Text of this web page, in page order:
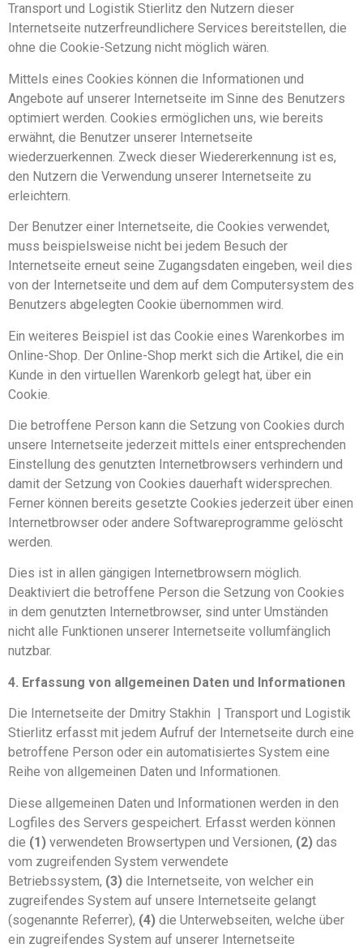
Transport und Logistik Stierlitz den Nutzern dieser
Internetseite nutzerfreundlichere Services bereitstellen, die
ohne die Cookie-Setzung nicht möglich wären.
Mittels eines Cookies können die Informationen und
Angebote auf unserer Internetseite im Sinne des Benutzers
optimiert werden. Cookies ermöglichen uns, wie bereits
erwähnt, die Benutzer unserer Internetseite
wiederzuerkennen. Zweck dieser Wiedererkennung ist es,
den Nutzern die Verwendung unserer Internetseite zu
erleichtern.
Der Benutzer einer Internetseite, die Cookies verwendet,
muss beispielsweise nicht bei jedem Besuch der
Internetseite erneut seine Zugangsdaten eingeben, weil dies
von der Internetseite und dem auf dem Computersystem des
Benutzers abgelegten Cookie übernommen wird.
Ein weiteres Beispiel ist das Cookie eines Warenkorbes im
Online-Shop. Der Online-Shop merkt sich die Artikel, die ein
Kunde in den virtuellen Warenkorb gelegt hat, über ein
Cookie.
Die betroffene Person kann die Setzung von Cookies durch
unsere Internetseite jederzeit mittels einer entsprechenden
Einstellung des genutzten Internetbrowsers verhindern und
damit der Setzung von Cookies dauerhaft widersprechen.
Ferner können bereits gesetzte Cookies jederzeit über einen
Internetbrowser oder andere Softwareprogramme gelöscht
werden.
Dies ist in allen gängigen Internetbrowsern möglich.
Deaktiviert die betroffene Person die Setzung von Cookies
in dem genutzten Internetbrowser, sind unter Umständen
nicht alle Funktionen unserer Internetseite vollumfänglich
nutzbar.
4. Erfassung von allgemeinen Daten und Informationen
Die Internetseite der Dmitry Stakhin | Transport und Logistik
Stierlitz erfasst mit jedem Aufruf der Internetseite durch eine
betroffene Person oder ein automatisiertes System eine
Reihe von allgemeinen Daten und Informationen.
Diese allgemeinen Daten und Informationen werden in den
Logfiles des Servers gespeichert. Erfasst werden können
die (1) verwendeten Browsertypen und Versionen, (2) das
vom zugreifenden System verwendete
Betriebssystem, (3) die Internetseite, von welcher ein
zugreifendes System auf unsere Internetseite gelangt
(sogenannte Referrer), (4) die Unterwebseiten, welche über
ein zugreifendes System auf unserer Internetseite